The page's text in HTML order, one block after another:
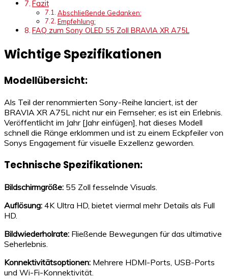
Fazit
Abschließende Gedanken:
Empfehlung:
FAQ zum Sony OLED 55 Zoll BRAVIA XR A75L
Wichtige Spezifikationen
Modellübersicht:
Als Teil der renommierten Sony-Reihe lanciert, ist der
BRAVIA XR A75L nicht nur ein Fernseher; es ist ein Erlebnis.
Veröffentlicht im Jahr [Jahr einfügen], hat dieses Modell
schnell die Ränge erklommen und ist zu einem Eckpfeiler von
Sonys Engagement für visuelle Exzellenz geworden.
Technische Spezifikationen:
Bildschirmgröße: 55 Zoll fesselnde Visuals.
Auflösung: 4K Ultra HD, bietet viermal mehr Details als Full
HD.
Bildwiederholrate: Fließende Bewegungen für das ultimative
Seherlebnis.
Konnektivitätsoptionen: Mehrere HDMI-Ports, USB-Ports
und Wi-Fi-Konnektivität.